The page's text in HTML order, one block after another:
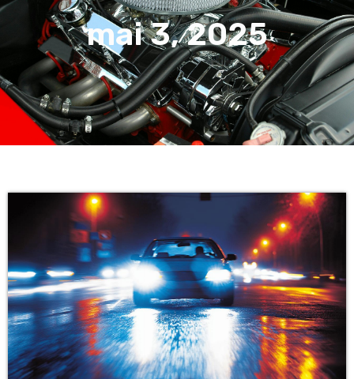
mai 3, 2025